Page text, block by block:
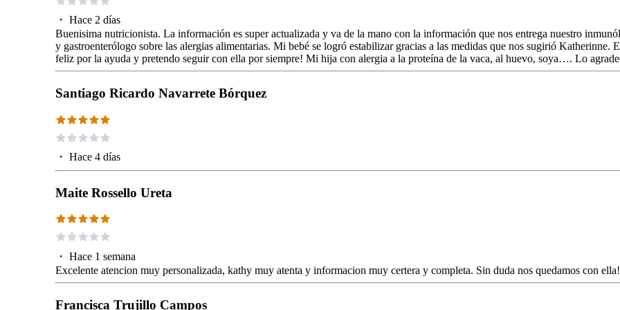
・ Hace 2 días
Buenisima nutricionista. La información es super actualizada y va de la mano con la información que nos entrega nuestro
y gastroenterólogo sobre las alergias alimentarias. Mi bebé se logró estabilizar gracias a las medidas que nos sugirió Katherinne.
feliz por la ayuda y pretendo seguir con ella por siempre! Mi hija con alergia a la proteína de la vaca, al huevo, soya…. Lo
Santiago Ricardo Navarrete Bórquez
・ Hace 4 días
Maite Rossello Ureta
・ Hace 1 semana
Excelente atencion muy personalizada, kathy muy atenta y informacion muy certera y completa. Sin duda nos quedamos con ella!
Francisca Trujillo Campos